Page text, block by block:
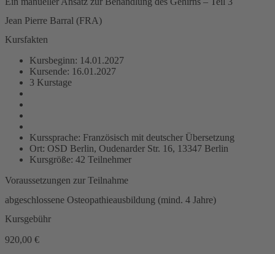
Jean Pierre Barral (FRA)
Kursfakten
Kursbeginn: 14.01.2027
Kursende: 16.01.2027
3 Kurstage
Kurssprache: Französisch mit deutscher Übersetzung
Ort: OSD Berlin, Oudenarder Str. 16, 13347 Berlin
Kursgröße: 42 Teilnehmer
Voraussetzungen zur Teilnahme
abgeschlossene Osteopathieausbildung (mind. 4 Jahre)
Kursgebühr
920,00 €